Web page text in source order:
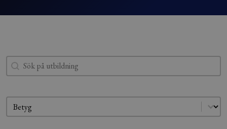
Search
Search content
Sorting
Sort content